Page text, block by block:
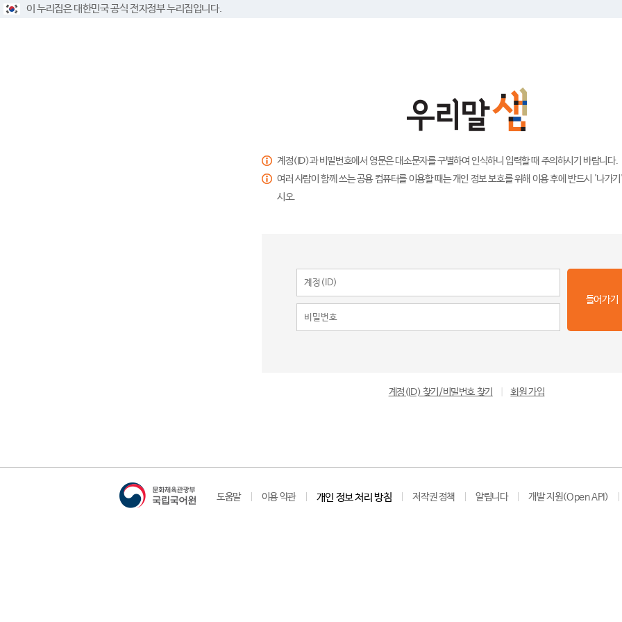
이 누리집은 대한민국 공식 전자정부 누리집입니다.
계정(ID)과 비밀번호에서 영문은 대소문자를 구별하여 인식하니 입력할 때 주의하시기 바랍니다.
여러 사람이 함께 쓰는 공용 컴퓨터를 이용할 때는 개인 정보 보호를 위해 이용 후에 반드시 '나가
시오.
들어가기
계정(ID) 찾기/비밀번호 찾기 회원 가입
도움말 이용 약관 개인 정보 처리 방침 저작권 정책 알립니다 개발 지원(Open API)